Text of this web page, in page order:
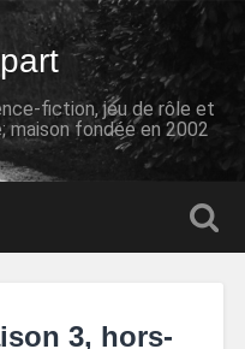
fiction, jeu de rôle et
maison fondée en 2002
3, hors-